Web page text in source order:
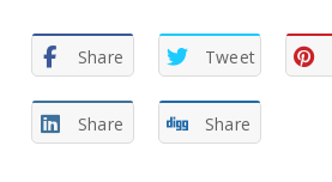
Share Tweet
Share Share